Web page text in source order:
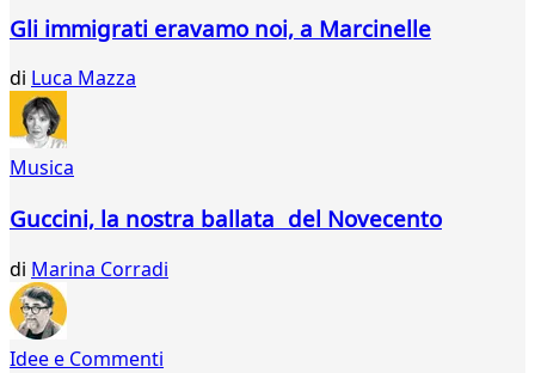
Gli immigrati eravamo noi, a Marcinelle
di Luca Mazza
Musica
Guccini, la nostra ballata del Novecento
di Marina Corradi
Idee e Commenti